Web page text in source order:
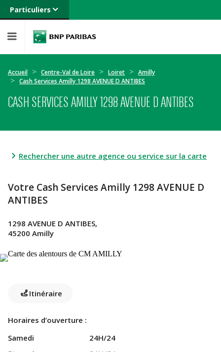
Particuliers
Banque privée
Entreprises
Accueil Centre-Val de Loire Loiret
Amilly
Cash Services Amilly 1298 AVENUE D ANTIBES
CASH SERVICES AMILLY 1298 AVENUE D ANTIBES
Rechercher une autre agence ou service sur la carte
Votre Cash Services Amilly 1298 AVENUE D
ANTIBES
1298 AVENUE D ANTIBES,
45200 Amilly
Itinéraire
Horaires d’ouverture :
Samedi
24H/24